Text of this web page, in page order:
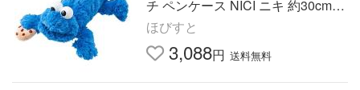
チ ペンケース NICI ニキ 約30cm
筆箱 学校 筆入れ 小物入れ グッズ
おもちゃ 新品 *即納
ほびすと
3,088円 送料無料